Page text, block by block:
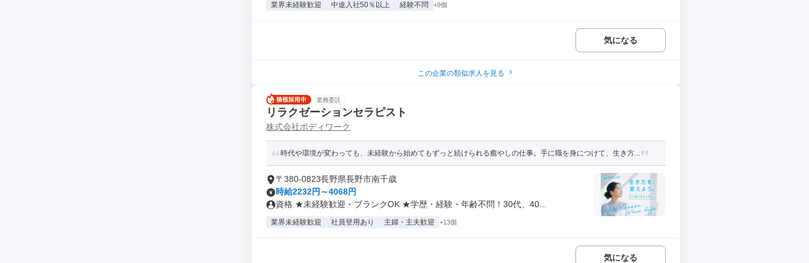
業界未経験歓迎 中途入社50％以上 経験不問 +9個
気になる
この企業の類似求人を見る
業務委託
リラクゼーションセラピスト
株式会社ボディワーク
時代や環境が変わっても、未経験から始めてもずっと続けられる癒やしの仕事。手に職を身につけて、生き方...
〒380-0823長野県長野市南千歳
時給2232円～4068円
資格 ★未経験歓迎・ブランクOK ★学歴・経験・年齢不問！30代、40...
業界未経験歓迎 社員登用あり 主婦・主夫歓迎 +13個
気になる